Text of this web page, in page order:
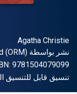
المؤلف (المؤلفون)
Agatha Christie
الناشر
نشر بواسطة (ORM)
9781504079099
شكل
تنسيق قابل للتنسيق